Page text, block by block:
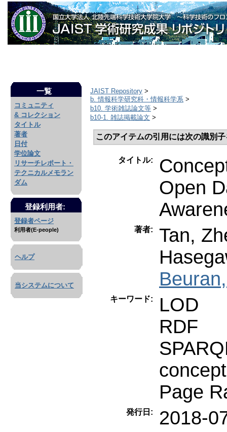
一覧
コミュニティ
& コレクション
タイトル
著者
日付
学位論文
リサーチレポート・
テクニカルメモラン
ダム
登録利用者:
登録者ページ
利用者(E-people)
ヘルプ
当システムについて
JAIST Repository >
b. 情報科学研究科・情報科学系 >
b10. 学術雑誌論文等 >
b10-1. 雑誌掲載論文 >
このアイテムの引用には次の識別
タイトル:
Open
著者:
Tan,
キーワード:
LOD
RDF
Page
発行日: 2018-